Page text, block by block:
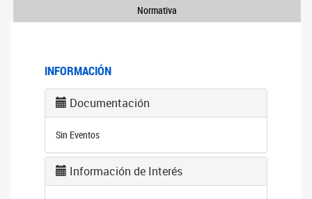
Normativa
INFORMACIÓN
Documentación
Sin Eventos
Información de Interés